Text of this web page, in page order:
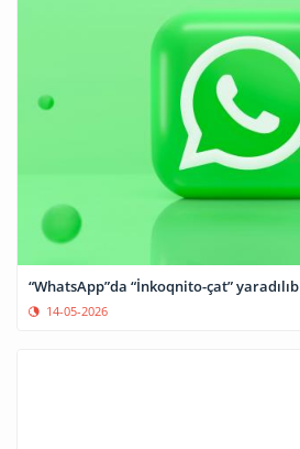
“WhatsApp”da “İnkoqnito-çat” yaradılıb
14-05-2026